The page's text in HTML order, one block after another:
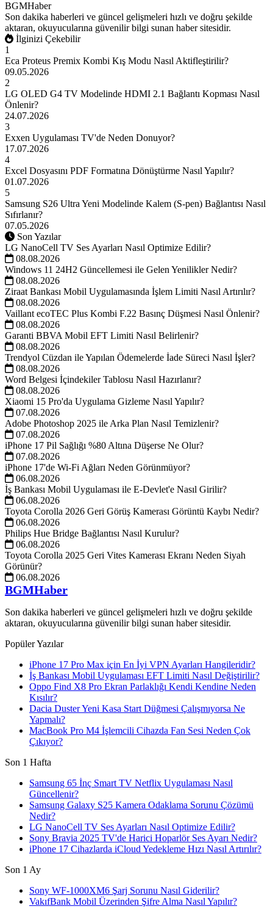
BGMHaber
Son dakika haberleri ve güncel gelişmeleri hızlı ve doğru şekilde
aktaran, okuyucularına güvenilir bilgi sunan haber sitesidir.
İlginizi Çekebilir
1
Eca Proteus Premix Kombi Kış Modu Nasıl Aktifleştirilir?
09.05.2026
2
LG OLED G4 TV Modelinde HDMI 2.1 Bağlantı Kopması Nasıl
Önlenir?
24.07.2026
3
Exxen Uygulaması TV'de Neden Donuyor?
17.07.2026
4
Excel Dosyasını PDF Formatına Dönüştürme Nasıl Yapılır?
01.07.2026
5
Samsung S26 Ultra Yeni Modelinde Kalem (S-pen) Bağlantısı Nasıl
Sıfırlanır?
07.05.2026
Son Yazılar
LG NanoCell TV Ses Ayarları Nasıl Optimize Edilir?
08.08.2026
Windows 11 24H2 Güncellemesi ile Gelen Yenilikler Nedir?
08.08.2026
Ziraat Bankası Mobil Uygulamasında İşlem Limiti Nasıl Artırılır?
08.08.2026
Vaillant ecoTEC Plus Kombi F.22 Basınç Düşmesi Nasıl Önlenir?
08.08.2026
Garanti BBVA Mobil EFT Limiti Nasıl Belirlenir?
08.08.2026
Trendyol Cüzdan ile Yapılan Ödemelerde İade Süreci Nasıl İşler?
08.08.2026
Word Belgesi İçindekiler Tablosu Nasıl Hazırlanır?
08.08.2026
Xiaomi 15 Pro'da Uygulama Gizleme Nasıl Yapılır?
07.08.2026
Adobe Photoshop 2025 ile Arka Plan Nasıl Temizlenir?
07.08.2026
iPhone 17 Pil Sağlığı %80 Altına Düşerse Ne Olur?
07.08.2026
iPhone 17'de Wi-Fi Ağları Neden Görünmüyor?
06.08.2026
İş Bankası Mobil Uygulaması ile E-Devlet'e Nasıl Girilir?
06.08.2026
Toyota Corolla 2026 Geri Görüş Kamerası Görüntü Kaybı Nedir?
06.08.2026
Philips Hue Bridge Bağlantısı Nasıl Kurulur?
06.08.2026
Toyota Corolla 2025 Geri Vites Kamerası Ekranı Neden Siyah
Görünür?
06.08.2026
BGMHaber
Son dakika haberleri ve güncel gelişmeleri hızlı ve doğru şekilde
aktaran, okuyucularına güvenilir bilgi sunan haber sitesidir.
Popüler Yazılar
iPhone 17 Pro Max için En İyi VPN Ayarları Hangileridir?
İş Bankası Mobil Uygulaması EFT Limiti Nasıl Değiştirilir?
Oppo Find X8 Pro Ekran Parlaklığı Kendi Kendine Neden
Kısılır?
Dacia Duster Yeni Kasa Start Düğmesi Çalışmıyorsa Ne
Yapmalı?
MacBook Pro M4 İşlemcili Cihazda Fan Sesi Neden Çok
Çıkıyor?
Son 1 Hafta
Samsung 65 İnç Smart TV Netflix Uygulaması Nasıl
Güncellenir?
Samsung Galaxy S25 Kamera Odaklama Sorunu Çözümü
Nedir?
LG NanoCell TV Ses Ayarları Nasıl Optimize Edilir?
Sony Bravia 2025 TV'de Harici Hoparlör Ses Ayarı Nedir?
iPhone 17 Cihazlarda iCloud Yedekleme Hızı Nasıl Artırılır?
Son 1 Ay
Sony WF-1000XM6 Şarj Sorunu Nasıl Giderilir?
VakıfBank Mobil Üzerinden Şifre Alma Nasıl Yapılır?